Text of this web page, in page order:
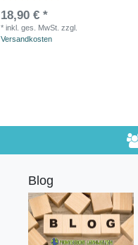
18,90 € *
*inkl. ges. MwSt. zzgl.
Versandkosten
Blog